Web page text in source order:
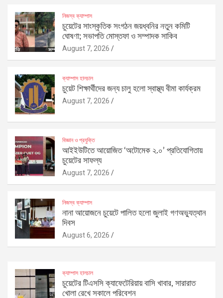
নিজস্ব ক্যাম্পাস
চুয়েটের সাংস্কৃতিক সংগঠন জয়ধ্বনির নতুন কমিটি
ঘোষণা; সভাপতি মোস্তফা ও সম্পাদক সাকিব
August 7, 2026
ক্যাম্পাস হালচাল
চুয়েট শিক্ষার্থীদের জন্য চালু হলো স্বাস্থ্য বীমা কার্যক্রম
August 7, 2026
বিজ্ঞান ও প্রযুক্তি
আইইউটিতে আয়োজিত ‘অটোমেক ২.০’ প্রতিযোগিতায়
চুয়েটের সাফল্য
August 7, 2026
নিজস্ব ক্যাম্পাস
নানা আয়োজনে চুয়েটে পালিত হলো জুলাই গণঅভ্যুত্থান
দিবস
August 6, 2026
ক্যাম্পাস হালচাল
চুয়েটের টিএসসি ক্যাফেটেরিয়ায় বাসি খাবার, সারারাত
খোলা রেখে সকালে পরিবেশন